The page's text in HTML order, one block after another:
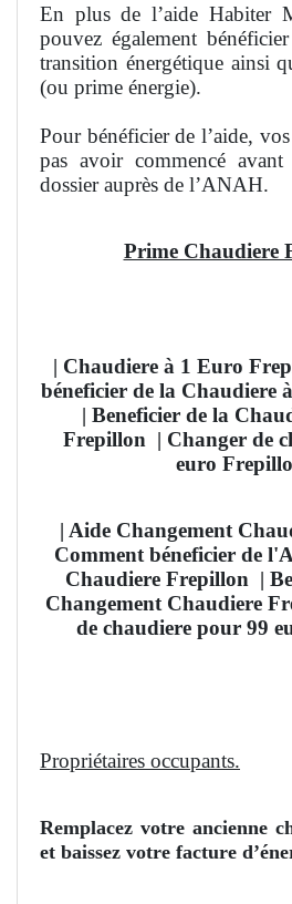
En plus de l’aide Habiter
pouvez également
transition énergétique ainsi
(ou prime énergie).
Pour bénéficier de l’aide,
pas avoir commencé
dossier auprès de l’ANAH.
Prime Chaudiere
| Chaudiere à 1 Euro
béneficier de la Chaudiere
| Beneficier de la
Frepillon | Changer de
euro
| Aide Changement
Comment béneficier de
Chaudiere Frepillon |
Changement Chaudiere
de chaudiere pour 99
Propriétaires occupants.
Remplacez votre ancienne
et baissez votre facture